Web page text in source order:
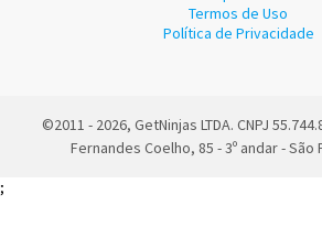
Termos de Uso
Política de Privacidade
©2011 - 2026, GetNinjas LTDA. CNPJ
Fernandes Coelho, 85 - 3º andar - São
;